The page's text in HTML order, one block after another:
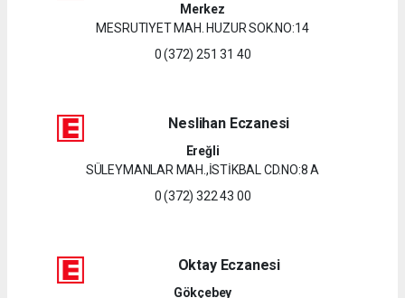
Merkez
MESRUTIYET MAH. HUZUR SOK.NO:14
0 (372) 251 31 40
Neslihan Eczanesi
Ereğli
SÜLEYMANLAR MAH.,İSTİKBAL CD.NO:8 A
0 (372) 322 43 00
Oktay Eczanesi
Gökçebey